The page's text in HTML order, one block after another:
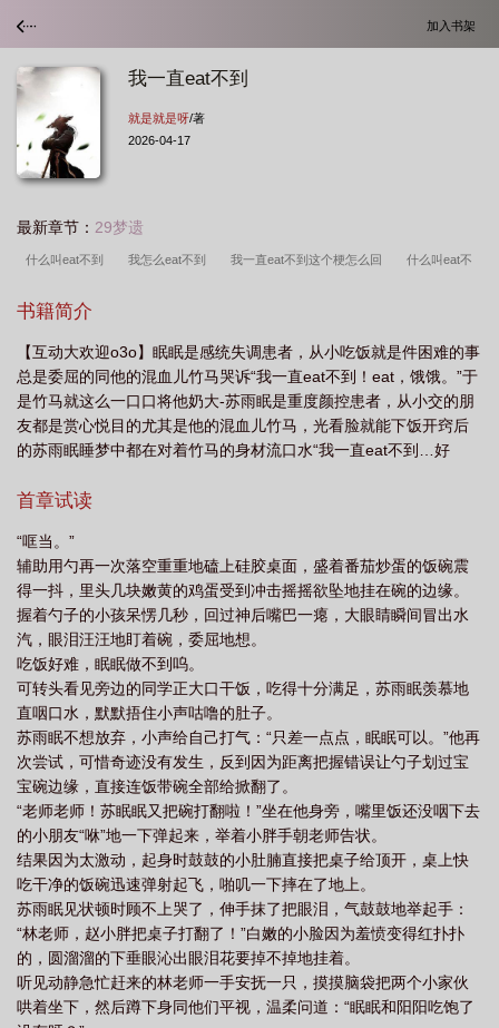
加入书架
我一直eat不到
就是就是呀/著
2026-04-17
最新章节： 29梦遗
什么叫eat不到 我怎么eat不到 我一直eat不到这个梗怎么回 什么叫eat不
一直eat不到txt
梗 eat 不到
书籍简介
【互动大欢迎o3o】眠眠是感统失调患者，从小吃饭就是件困难的事
总是委屈的同他的混血儿竹马哭诉“我一直eat不到！eat，饿饿。”于
是竹马就这么一口口将他奶大-苏雨眠是重度颜控患者，从小交的朋
友都是赏心悦目的尤其是他的混血儿竹马，光看脸就能下饭开窍后
的苏雨眠睡梦中都在对着竹马的身材流口水“我一直eat不到…好
小跟屁虫看起来大不聪明，走路会平地摔，吃饭会掉饭粒。就这么
得吃的饭盒递上来：“eat！”-实际上年幼的眠眠在幼儿园中挑了个最
好看的喂饭工具人。哪怕这个漂亮的工具人脾气不好他也乐呵呵的
往上凑，他实在太饿了，用仅会的单词将饭盒往人手里送，结果他
的饭被那工具人吃得干净，一口都没有喂给他。眠眠的天塌了。-作
为天然弯的苏雨眠，由于启蒙人过于优秀，总是苦恼找不到合眼缘
的男朋友，几次尝试无果后将视线移向了自己的启蒙人。“诏哥，恋
爱什么滋味？”“尝一口就知道了。”-实际上，察觉到苏雨眠开窍时，
洛诏花了一个晚上就将自己掰弯并认清心意，明里暗里赶跑了苏雨
眠周围的桃花，将自己主动送到人前，装作小白花般将人吃干抹
净。-作为苏雨眠从小到大见过最好看的人洛诏早早就意识到自己样
貌极其不错自以为苏雨眠的目光会一直在他身上停留某天突然发现
他被外面的莺莺燕燕所吸引洛诏下意识开始注意自己的样貌体态只
为将某人的视线牢牢锁在自己身上洛诏起初还会疑惑开窍后才恍然
大悟作为朋友占有欲未免太过如果是男朋友就合乎情理-*两个都是不
完美小孩外冷内热混血心机攻x自信护食傻白甜少爷受————【以
下是预收文的文案o3o】————江浅是个胆小的fork总是担心自己
会把活生生的cake吃掉直到他十七岁意外去世都没能尝到任何味道-
带着记忆重新投胎到异世界的江浅第一次尝到食物是什么滋味在往
后长大的每一天里他都无比虔诚地享受着美味佳肴就当他以为日子
会这样美满下去时在十七岁他上辈子发生意外的那天他的味觉再次
首章试读
“哐当。”
辅助用勺再一次落空重重地磕上硅胶桌面，盛着番茄炒蛋的饭碗震
得一抖，里头几块嫩黄的鸡蛋受到冲击摇摇欲坠地挂在碗的边缘。
握着勺子的小孩呆愣几秒，回过神后嘴巴一瘪，大眼睛瞬间冒出水
汽，眼泪汪汪地盯着碗，委屈地想。
吃饭好难，眠眠做不到呜。
可转头看见旁边的同学正大口干饭，吃得十分满足，苏雨眠羡慕地
直咽口水，默默捂住小声咕噜的肚子。
苏雨眠不想放弃，小声给自己打气：“只差一点点，眠眠可以。”他再
次尝试，可惜奇迹没有发生，反到因为距离把握错误让勺子划过宝
宝碗边缘，直接连饭带碗全部给掀翻了。
“老师老师！苏眠眠又把碗打翻啦！”坐在他身旁，嘴里饭还没咽下去
的小朋友“咻”地一下弹起来，举着小胖手朝老师告状。
结果因为太激动，起身时鼓鼓的小肚腩直接把桌子给顶开，桌上快
吃干净的饭碗迅速弹射起飞，啪叽一下摔在了地上。
苏雨眠见状顿时顾不上哭了，伸手抹了把眼泪，气鼓鼓地举起手：
“林老师，赵小胖把桌子打翻了！”白嫩的小脸因为羞愤变得红扑扑
的，圆溜溜的下垂眼沁出眼泪花要掉不掉地挂着。
听见动静急忙赶来的林老师一手安抚一只，摸摸脑袋把两个小家伙
哄着坐下，然后蹲下身同他们平视，温柔问道：“眠眠和阳阳吃饱了